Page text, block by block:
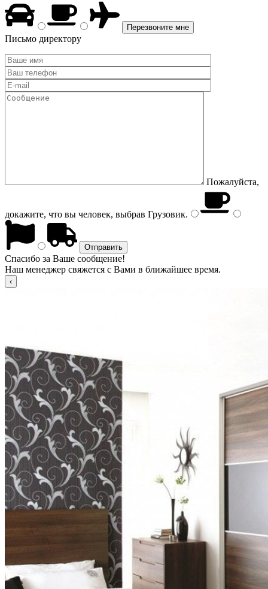
Письмо директору
Пожалуйста,
докажите, что вы человек, выбрав Грузовик.
Спасибо за Ваше сообщение!
Наш менеджер свяжется с Вами в ближайшее время.